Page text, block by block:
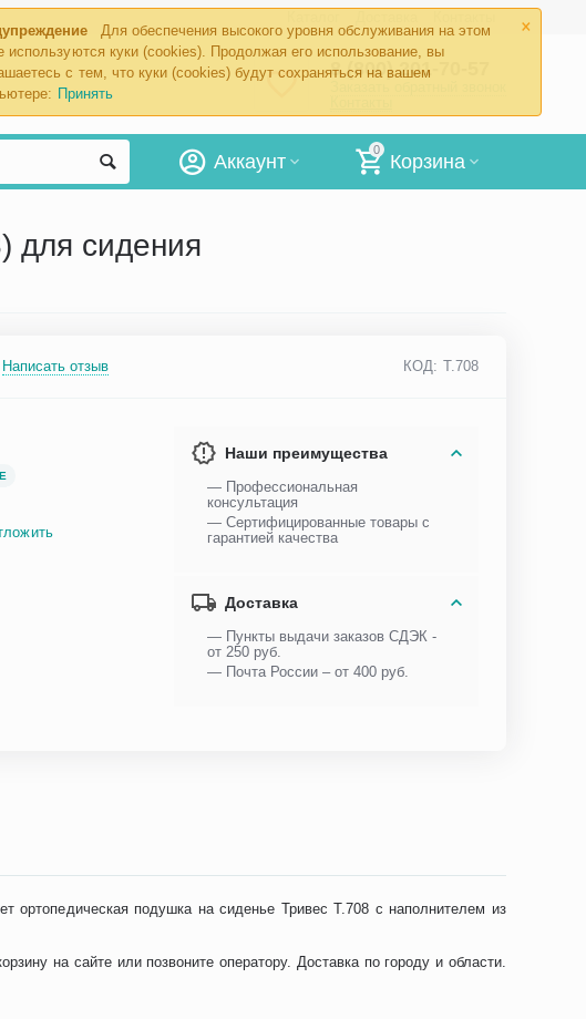
×
Для обеспечения высокого уровня обслуживания на этом
используются куки (cookies). Продолжая его использование, вы
с тем, что куки (cookies) будут сохраняться на вашем
Принять
8 (800) 201-70-57
0
Корзина
Аккаунт
для сидения
Написать отзыв КОД: Т.708
Наши преимущества
— Профессиональная
консультация
— Сертифицированные товары с
гарантией качества
Доставка
— Пункты выдачи заказов СДЭК -
от 250 руб.
— Почта России – от 400 руб.
подушка на сиденье Тривес Т.708 с наполнителем из
на сайте или позвоните оператору. Доставка по городу и области.